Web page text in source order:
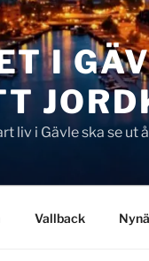
I
liv i Gävle ska se ut
Vallback